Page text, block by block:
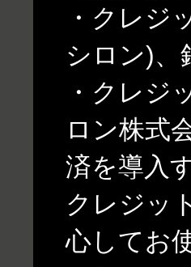
・クレジ
シロン)、
・クレジ
ロン株式
済を導入
クレジッ
心してお